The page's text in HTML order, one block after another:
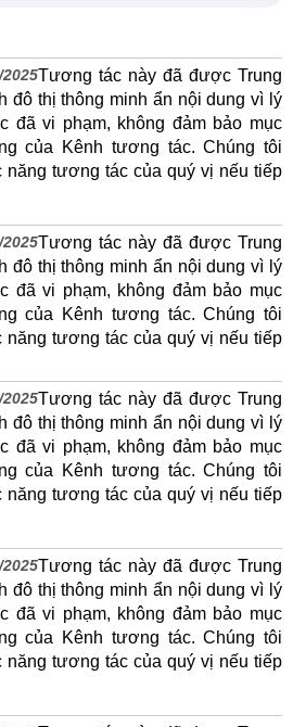
Tương tác này đã được Trung
đô thị thông minh ẩn nội dung vì lý
đã vi phạm, không đảm bảo mục
của Kênh tương tác. Chúng tôi
năng tương tác của quý vị nếu tiếp
Tương tác này đã được Trung
đô thị thông minh ẩn nội dung vì lý
đã vi phạm, không đảm bảo mục
của Kênh tương tác. Chúng tôi
năng tương tác của quý vị nếu tiếp
Tương tác này đã được Trung
đô thị thông minh ẩn nội dung vì lý
đã vi phạm, không đảm bảo mục
của Kênh tương tác. Chúng tôi
năng tương tác của quý vị nếu tiếp
Tương tác này đã được Trung
đô thị thông minh ẩn nội dung vì lý
đã vi phạm, không đảm bảo mục
của Kênh tương tác. Chúng tôi
năng tương tác của quý vị nếu tiếp